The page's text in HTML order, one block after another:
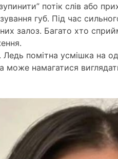
потік слів або
губ. Під час
залоз. Багато хто
помітна усмішка на
намагатися